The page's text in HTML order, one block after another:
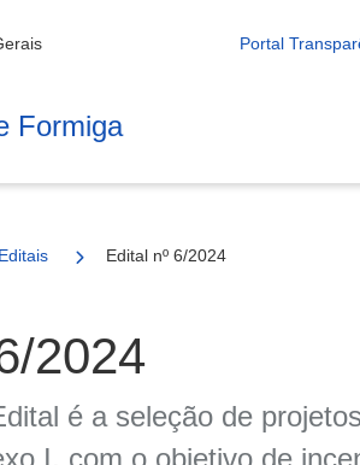
Portal
Formiga
Editais Edital nº 6/2024
2024
é a seleção de
I, com o objetivo de